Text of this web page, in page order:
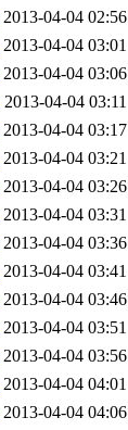
2013-04-04 02:56
2013-04-04 03:01
2013-04-04 03:06
2013-04-04 03:11
2013-04-04 03:17
2013-04-04 03:21
2013-04-04 03:26
2013-04-04 03:31
2013-04-04 03:36
2013-04-04 03:41
2013-04-04 03:46
2013-04-04 03:51
2013-04-04 03:56
2013-04-04 04:01
2013-04-04 04:06